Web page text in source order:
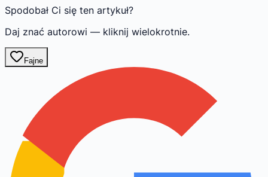
Spodobał Ci się ten artykuł?
Daj znać autorowi — kliknij wielokrotnie.
Fajne